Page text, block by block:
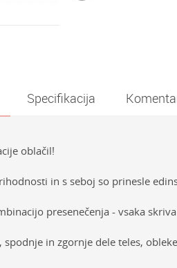
Specifikacija
oblačil!
in s seboj so prinesle
presenečenja - vsaka
in zgornje dele teles,